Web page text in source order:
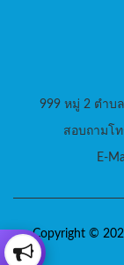
999 หมู่ 2 ตำบ
สอบถามโท
E-
Copyright ©